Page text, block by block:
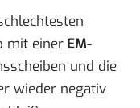
mit einer EM-
und die
wieder negativ